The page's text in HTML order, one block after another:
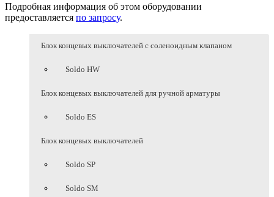
Подробная информация об этом оборудовании
предоставляется по запросу.
Блок концевых выключателей с соленоидным клапаном
Soldo HW
Блок концевых выключателей для ручной арматуры
Soldo ES
Блок концевых выключателей
Soldo SP
Soldo SM